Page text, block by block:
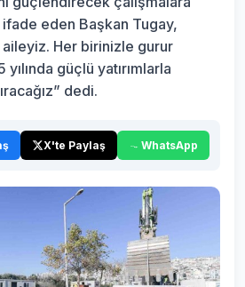
ifade eden Başkan Tugay,
Her birinizle gurur
güçlü yatırımlarla
dedi.
X'te Paylaş WhatsApp